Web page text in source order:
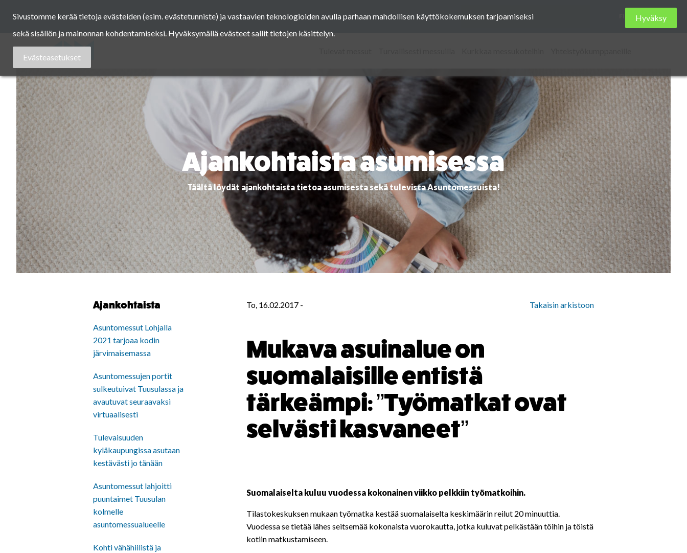
content
sivustolta
Asuntomessut
Ajankohtaista asumisessa
Täältä löydät ajankohtaista tietoa asumisesta sekä tulevista Asuntomessuista!
To, 16.02.2017 - Takaisin arkistoon
Mukava asuinalue on
suomalaisille entistä
tärkeämpi: ”Työmatkat ovat
selvästi kasvaneet”
Suomalaiselta kuluu vuodessa kokonainen viikko pelkkiin työmatkoihin.
Tilastokeskuksen mukaan työmatka kestää suomalaiselta keskimäärin reilut 20 minuuttia.
Vuodessa se tietää lähes seitsemää kokonaista vuorokautta, jotka kuluvat pelkästään töihin ja töistä
kotiin matkustamiseen.
Ajankohtaista
Asuntomessut Lohjalla
2021 tarjoaa kodin
järvimaisemassa
Asuntomessujen portit
sulkeutuivat Tuusulassa ja
avautuvat seuraavaksi
virtuaalisesti
Tulevaisuuden
kyläkaupungissa asutaan
kestävästi jo tänään
Asuntomessut lahjoitti
puuntaimet Tuusulan
kolmelle
asuntomessualueelle
Kohti vähähiilistä ja
Sivustomme kerää tietoja evästeiden (esim. evästetunniste) ja vastaavien teknologioiden avulla parhaan mahdollisen käyttökokemuksen tarjoamiseksi
sekä sisällön ja mainonnan kohdentamiseksi. Hyväksymällä evästeet sallit tietojen käsittelyn.
Evästeasetukset
Hyväksy